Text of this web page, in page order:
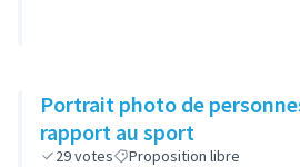
Portrait photo de
rapport au sport
29votes Proposition libre